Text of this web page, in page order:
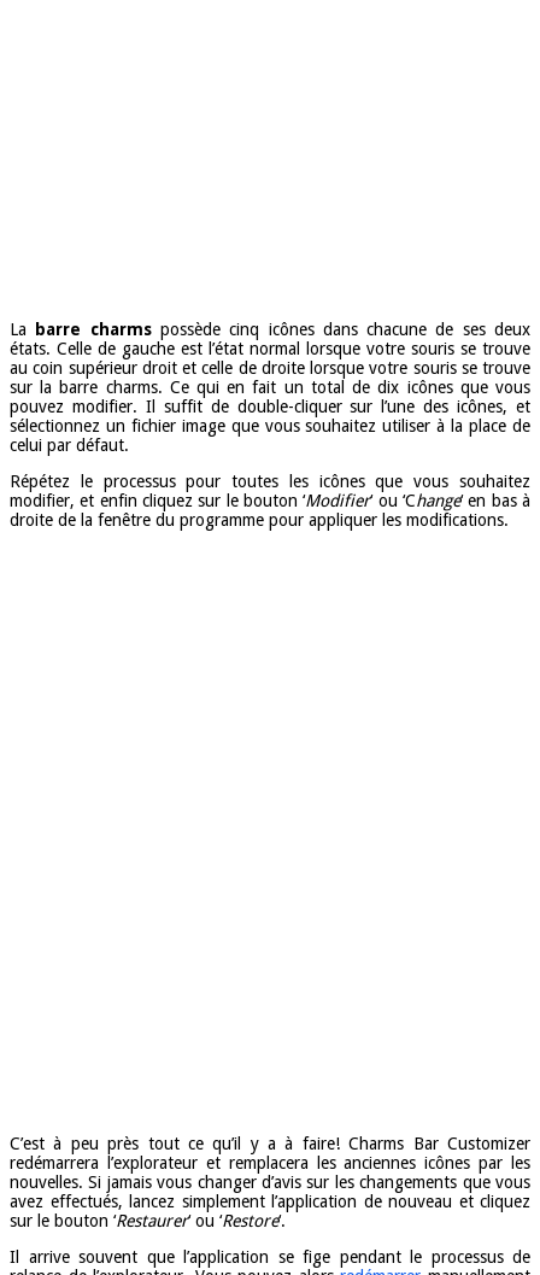
La barre charmspossède cinq icônes dans chacune de ses deux
états. Celle de gauche est l’état normal lorsque votre souris se trouve
au coin supérieur droit et celle de droite lorsque votre souris se trouve
sur la barre charms. Ce qui en fait un total de dix icônes que vous
pouvez modifier. Il suffit de double-cliquer sur l’une des icônes, et
sélectionnez un fichier image que vous souhaitez utiliser à la place de
celui par défaut.
Répétez le processus pour toutes les icônes que vous souhaitez
modifier, et enfin cliquez sur le bouton ‘Modifier‘ ou ‘Change‘ en bas à
droite de la fenêtre du programme pour appliquer les modifications.
C’est à peu près tout ce qu’il y a à faire! Charms Bar Customizer
redémarrera l’explorateur et remplacera les anciennes icônes par les
nouvelles. Si jamais vous changer d’avis sur les changements que vous
avez effectués, lancez simplement l’application de nouveau et cliquez
sur le bouton ‘Restaurer‘ ou ‘Restore‘.
Il arrive souvent que l’application se fige pendant le processus de